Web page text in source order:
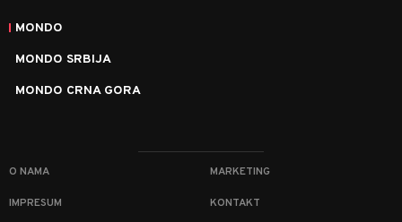
MONDO
MONDO SRBIJA
MONDO CRNA GORA
O NAMA MARKETING
IMPRESUM KONTAKT